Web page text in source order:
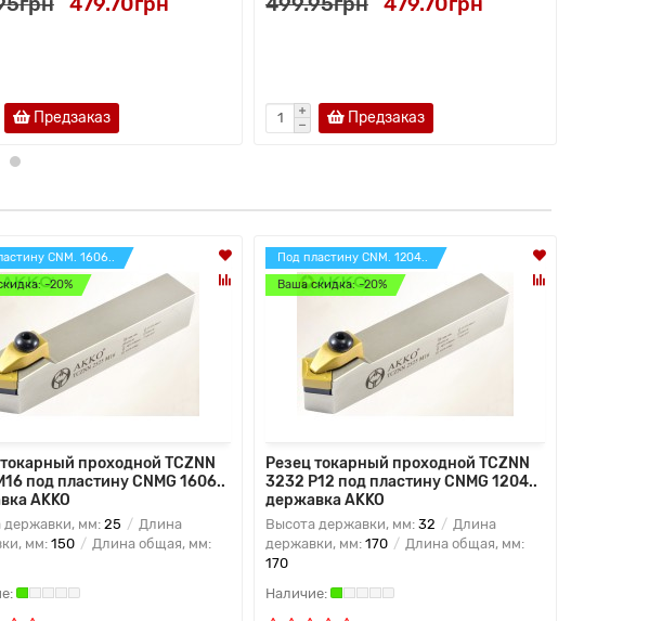
Предзаказ Предзаказ
CNM. 1606..
-20%
проходной TCZNN
под пластину CNMG 1606..
AKKO
державки, мм: 25
Длина
мм: 150
Длина общая, мм:
Под пластину CNM. 1204..
Ваша скидка: -20%
Резец токарный проходной TCZNN
3232 P12 под пластину CNMG 1204..
державка AKKO
Высота державки, мм: 32
Длина
державки, мм: 170
Длина общая, мм:
170